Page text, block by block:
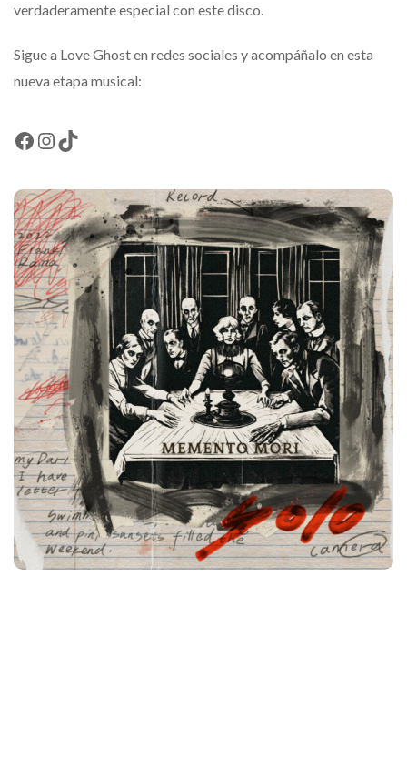
verdaderamente especial con este disco.
Sigue a Love Ghost en redes sociales y acompáñalo en esta
nueva etapa musical:
Facebook
Instagram
TikTok